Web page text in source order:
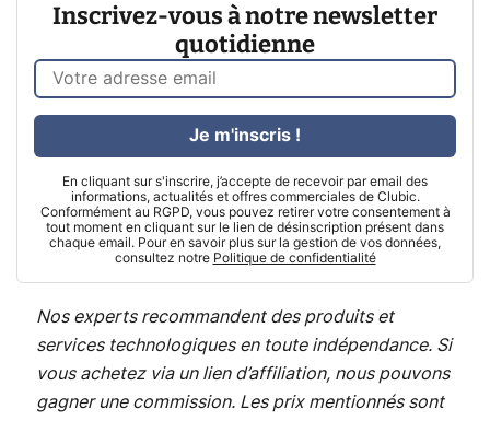
Inscrivez-vous à notre newsletter
quotidienne
En cliquant sur s'inscrire, j’accepte de recevoir par email des
informations, actualités et offres commerciales de Clubic.
Conformément au RGPD, vous pouvez retirer votre consentement à
tout moment en cliquant sur le lien de désinscription présent dans
chaque email. Pour en savoir plus sur la gestion de vos données,
consultez notre Politique de confidentialité
Je m'inscris !
Nos experts recommandent des produits et
services technologiques en toute indépendance. Si
vous achetez via un lien d’affiliation, nous pouvons
gagner une commission. Les prix mentionnés sont